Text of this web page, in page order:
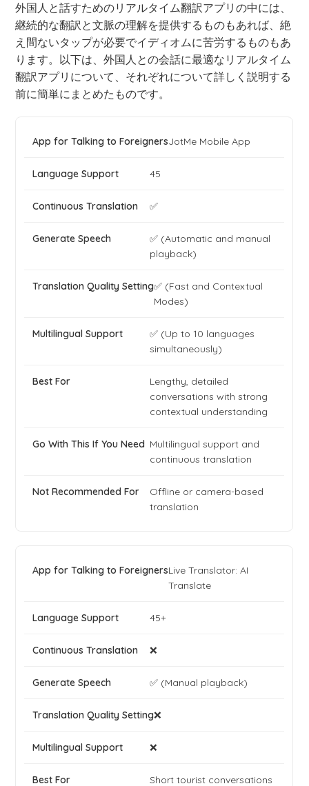
外国人と話すためのリアルタイム翻訳アプリの中には、
継続的な翻訳と文脈の理解を提供するものもあれば、絶
え間ないタップが必要でイディオムに苦労するものもあ
ります。以下は、外国人との会話に最適なリアルタイム
翻訳アプリについて、それぞれについて詳しく説明する
前に簡単にまとめたものです。
JotMe Mobile App
45
✅
✅ (Automatic and manual
playback)
✅ (Fast and Contextual
Modes)
✅ (Up to 10 languages
simultaneously)
Lengthy, detailed
conversations with strong
contextual understanding
Multilingual support and
continuous translation
Offline or camera-based
translation
Live Translator: AI
Translate
45+
❌
✅ (Manual playback)
❌
❌
Short tourist conversations